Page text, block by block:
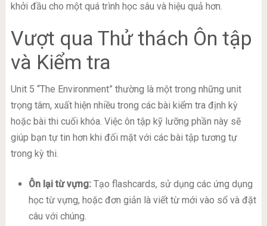
khởi đầu cho một quá trình học sâu và hiệu quả hơn.
Vượt qua Thử thách Ôn tập
và Kiểm tra
Unit 5 “The Environment” thường là một trong những unit
trọng tâm, xuất hiện nhiều trong các bài kiểm tra định kỳ
hoặc bài thi cuối khóa. Việc ôn tập kỹ lưỡng phần này sẽ
giúp bạn tự tin hơn khi đối mặt với các bài tập tương tự
trong kỳ thi.
Ôn lại từ vựng:Tạo flashcards, sử dụng các ứng dụng
học từ vựng, hoặc đơn giản là viết từ mới vào sổ và đặt
câu với chúng.